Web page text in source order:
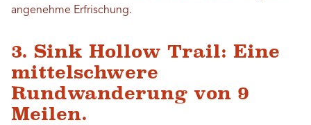
angenehme Erfrischung.
3. Sink Hollow Trail: Eine
mittelschwere
Rundwanderung von 9
Meilen.